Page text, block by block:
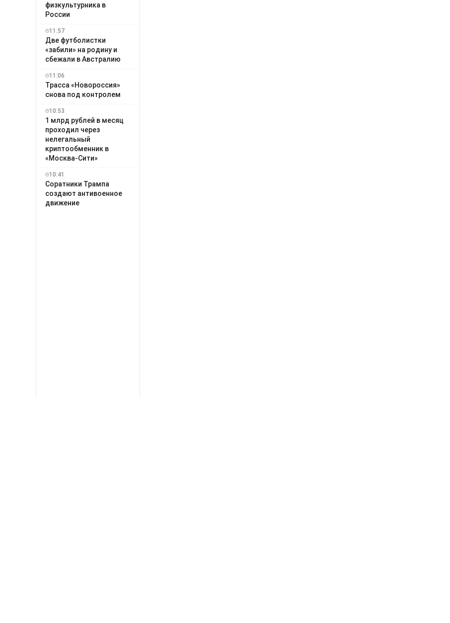
физкультурника в
России
11:57
Две футболистки
«забили» на родину и
сбежали в Австралию
11:06
Трасса «Новороссия»
снова под контролем
10:53
1 млрд рублей в месяц
проходил через
нелегальный
криптообменник в
«Москва-Сити»
10:41
Соратники Трампа
создают антивоенное
движение